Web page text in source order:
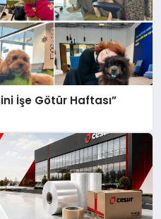
İşe Götür Haftası”